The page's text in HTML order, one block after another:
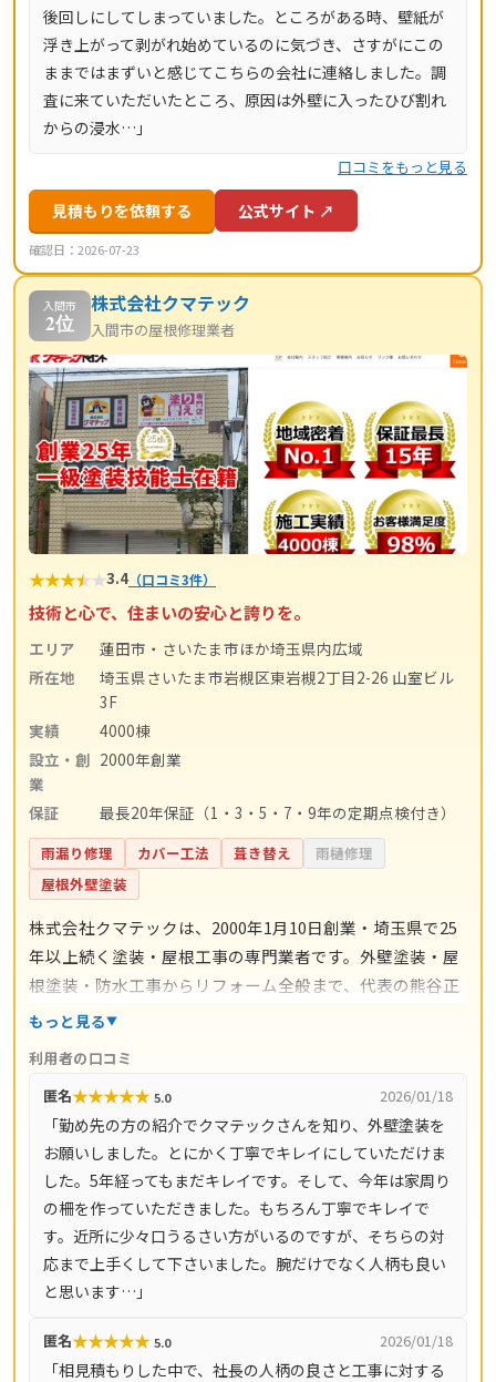
24時間受付、最短当日にお伺いします。
後回しにしてしまっていました。ところがある時、壁紙が
浮き上がって剥がれ始めているのに気づき、さすがにこの
ままではまずいと感じてこちらの会社に連絡しました。調
査に来ていただいたところ、原因は外壁に入ったひび割れ
からの浸水…」
口コミをもっと見る
見積もりを依頼する 公式サイト ↗
確認日：2026-07-23
入間市
2位
株式会社クマテック
入間市の屋根修理業者
★★★★★3.4 （口コミ3件）
技術と心で、住まいの安心と誇りを。
エリア
蓮田市・さいたま市ほか埼玉県内広域
所在地
埼玉県さいたま市岩槻区東岩槻2丁目2-26 山室ビル
3F
実績
4000棟
設立・創
業
2000年創業
保証 最長20年保証（1・3・5・7・9年の定期点検付き）
雨漏り修理 カバー工法 葺き替え
雨樋修理
屋根外壁塗装
株式会社クマテックは、2000年1月10日創業・埼玉県で25
年以上続く塗装・屋根工事の専門業者です。外壁塗装・屋
根塗装・防水工事からリフォーム全般まで、代表の熊谷正
幸氏のもと自社職人が完全施工。施工後は最長20年の保証
束されているのが大きな特徴です。現地調査・ご相談・お
見積もりはすべて無料（営業時間9時〜19時・土日祝も対
応）。本社のある蓮田市を中心に、さいたま市（岩槻区・
見沼区・北区・大宮区・浦和区）・白岡市・久喜市・加須
市・上尾市・桶川市・北本市・春日部市・伊奈町など埼玉
県の広いエリアをカバーしています。
もっと見る
利用者の口コミ
匿名★★★★★ 5.0 2026/01/18
「勤め先の方の紹介でクマテックさんを知り、外壁塗装を
お願いしました。とにかく丁寧でキレイにしていただけま
した。5年経ってもまだキレイです。そして、今年は家周り
の柵を作っていただきました。もちろん丁寧でキレイで
す。近所に少々口うるさい方がいるのですが、そちらの対
応まで上手くして下さいました。腕だけでなく人柄も良い
と思います…」
匿名★★★★★ 5.0 2026/01/18
「相見積もりした中で、社長の人柄の良さと工事に対する